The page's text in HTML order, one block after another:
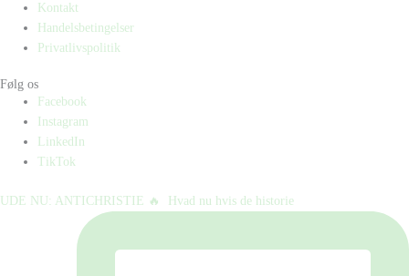
Kontakt
Handelsbetingelser
Privatlivspolitik
Følg os
Facebook
Instagram
LinkedIn
TikTok
UDE NU: ANTICHRISTIE 🔥⁠ ⁠ Hvad nu hvis de historie